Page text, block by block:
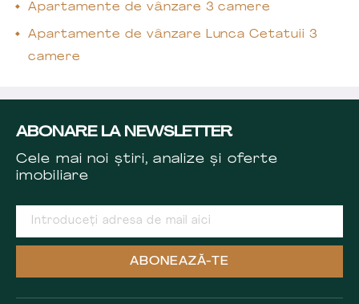
Apartamente de vânzare 3 camere
Apartamente de vânzare Lunca Cetatuii 3
camere
ABONARE LA NEWSLETTER
Cele mai noi știri, analize și oferte
imobiliare
ABONEAZĂ-TE